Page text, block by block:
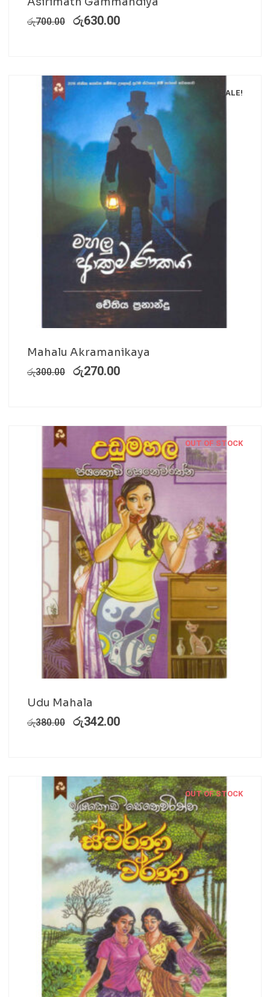
රු700.00 රු630.00
SALE!
Mahalu Akramanikaya
රු300.00 රු270.00
OUT OF STOCK
Udu Mahala
රු380.00 රු342.00
OUT OF STOCK